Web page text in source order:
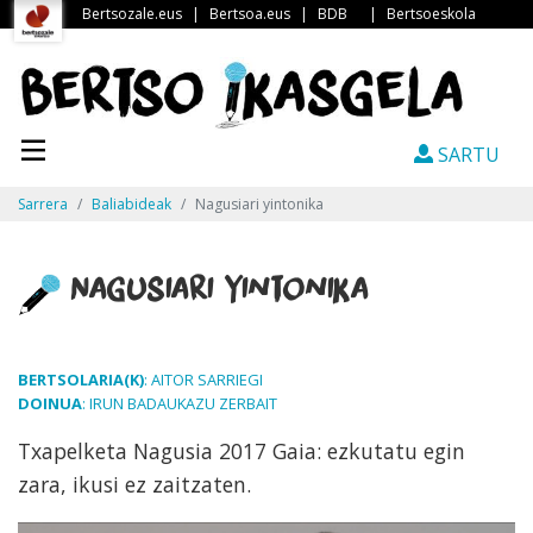
Bertsozale.eus | Bertsoa.eus | BDB | Bertsoeskola
SARTU
Sarrera Baliabideak Nagusiari yintonika
Nagusiari yintonika
BERTSOLARIA(K): AITOR SARRIEGI
DOINUA: IRUN BADAUKAZU ZERBAIT
Txapelketa Nagusia 2017 Gaia: ezkutatu egin
zara, ikusi ez zaitzaten.